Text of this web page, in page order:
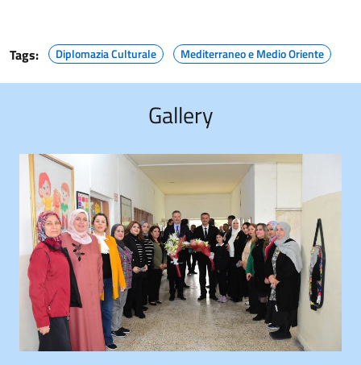
Tags: Diplomazia Culturale Mediterraneo e Medio Oriente
Gallery